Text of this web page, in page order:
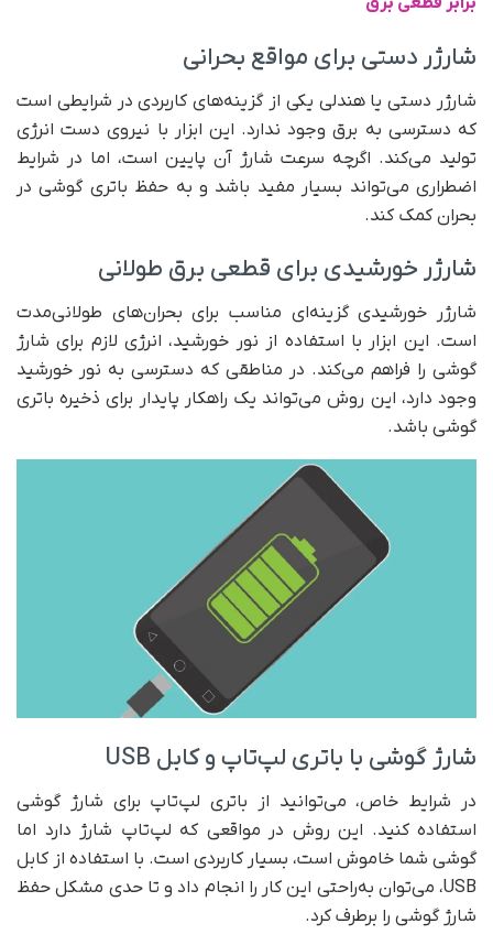
شارژر دستی برای مواقع بحرانی
شارژر دستی یا هندلی یکی از گزینه‌های کاربردی در شرایطی است
که دسترسی به برق وجود ندارد. این ابزار با نیروی دست انرژی
تولید می‌کند. اگرچه سرعت شارژ آن پایین است، اما در شرایط
اضطراری می‌تواند بسیار مفید باشد و به حفظ باتری گوشی در
بحران کمک کند.
شارژر خورشیدی برای قطعی برق طولانی
شارژر خورشیدی گزینه‌ای مناسب برای بحران‌های طولانی‌مدت
است. این ابزار با استفاده از نور خورشید، انرژی لازم برای شارژ
گوشی را فراهم می‌کند. در مناطقی که دسترسی به نور خورشید
وجود دارد، این روش می‌تواند یک راهکار پایدار برای ذخیره باتری
گوشی باشد.
شارژ گوشی با باتری لپ‌تاپ و کابل USB
در شرایط خاص، می‌توانید از باتری لپ‌تاپ برای شارژ گوشی
استفاده کنید. این روش در مواقعی که لپ‌تاپ شارژ دارد اما
گوشی شما خاموش است، بسیار کاربردی است. با استفاده از کابل
USB، می‌توان به‌راحتی این کار را انجام داد و تا حدی مشکل حفظ
شارژ گوشی را برطرف کرد.